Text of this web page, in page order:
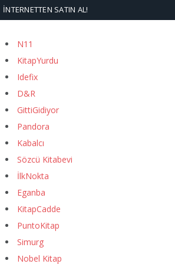
İNTERNETTEN SATIN AL!
N11
KitapYurdu
Idefix
D&R
GittiGidiyor
Pandora
Kabalcı
Sözcü Kitabevi
İlkNokta
Eganba
KitapCadde
PuntoKitap
Simurg
Nobel Kitap